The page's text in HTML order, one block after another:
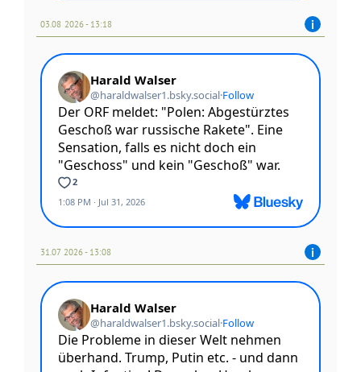
03.08 2026 - 13:18
31.07 2026 - 13:08